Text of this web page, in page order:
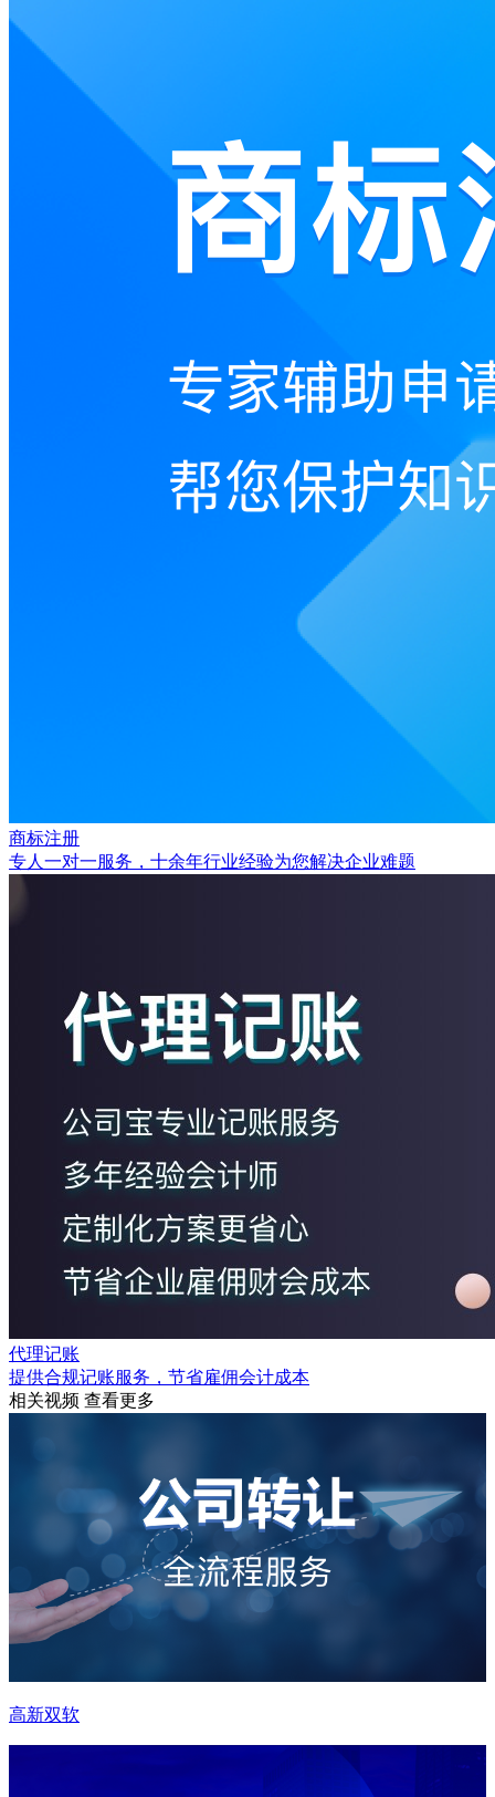
商标注册
专人一对一服务，十余年行业经验为您解决企业难题
代理记账
提供合规记账服务，节省雇佣会计成本
相关视频 查看更多
高新双软